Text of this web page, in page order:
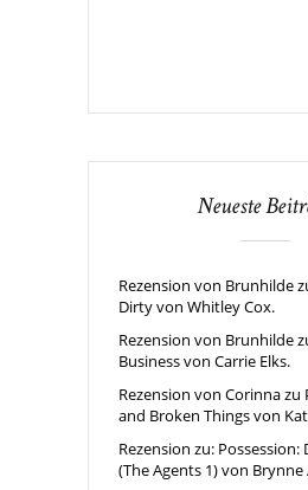
Neueste
Rezension von Brunhilde
Dirty von Whitley Cox.
Rezension von Brunhilde
Business von Carrie Elks.
Rezension von Corinna zu
and Broken Things von
Rezension zu: Possession:
(The Agents 1) von Brynne